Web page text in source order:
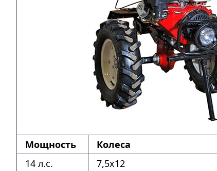
Мощность Колеса
14 л.с.
7,5х12